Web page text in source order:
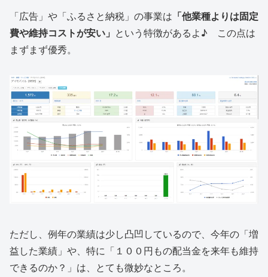
「広告」や「ふるさと納税」の事業は 「他業種よりは固定
費や維持コストが安い」 という特徴があるよ♪ この点は
まずまず優秀。
ただし、例年の業績は少し凸凹しているので、今年の「増
益した業績」や、特に「１００円もの配当金を来年も維持
できるのか？」は、とても微妙なところ。